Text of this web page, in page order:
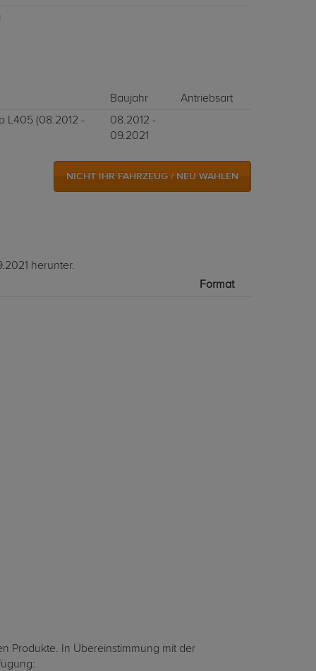
Baujahr
Antriebsart
L405 (08.2012 -
08.2012 -
09.2021
NICHT IHR FAHRZEUG / NEU WÄHLEN
herunter.
Format
Produkte. In Übereinstimmung mit der